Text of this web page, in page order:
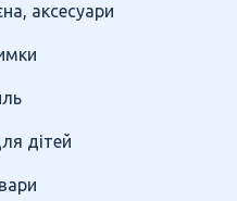
аксесуари
дітей